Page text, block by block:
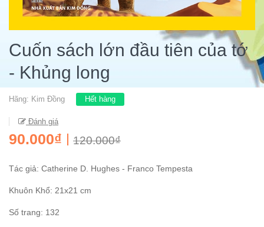
Cuốn sách lớn đầu tiên của tớ
- Khủng long
Hãng: Kim Đồng Hết hàng
Đánh giá
90.000₫ 120.000₫
Tác giả: Catherine D. Hughes - Franco Tempesta
Khuôn Khổ: 21x21 cm
Số trang: 132